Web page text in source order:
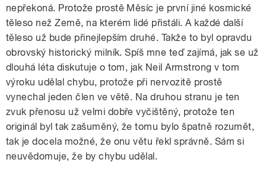
nepřekoná. Protože prostě Měsíc je první jiné kosmické
těleso než Země, na kterém lidé přistáli. A každé další
těleso už bude přinejlepším druhé. Takže to byl opravdu
obrovský historický milník. Spíš mne teď zajímá, jak se už
dlouhá léta diskutuje o tom, jak Neil Armstrong v tom
výroku udělal chybu, protože při nervozitě prostě
vynechal jeden člen ve větě. Na druhou stranu je ten
zvuk přenosu už velmi dobře vyčištěný, protože ten
originál byl tak zašuměný, že tomu bylo špatně rozumět,
tak je docela možné, že onu větu řekl správně. Sám si
neuvědomuje, že by chybu udělal.